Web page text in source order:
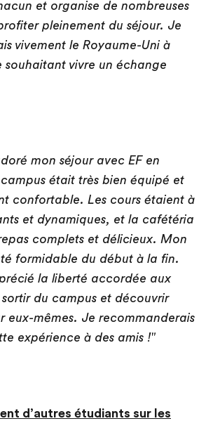
et organise de nombreuses
pleinement du séjour. Je
vivement le Royaume-Uni à
souhaitant vivre un échange
mon séjour avec EF en
était très bien équipé et
confortable. Les cours étaient à
et dynamiques, et la cafétéria
complets et délicieux. Mon
formidable du début à la fin.
la liberté accordée aux
du campus et découvrir
eux-mêmes. Je recommanderais
expérience à des amis !"
d’autres étudiants sur les